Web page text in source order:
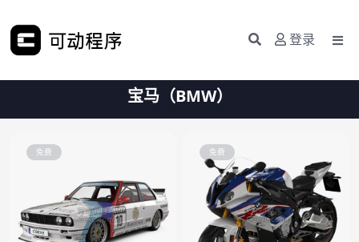
登录
宝马（BMW）
免费 免费